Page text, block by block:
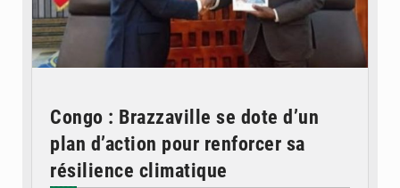
Congo : Brazzaville se dote d’un
plan d’action pour renforcer sa
résilience climatique